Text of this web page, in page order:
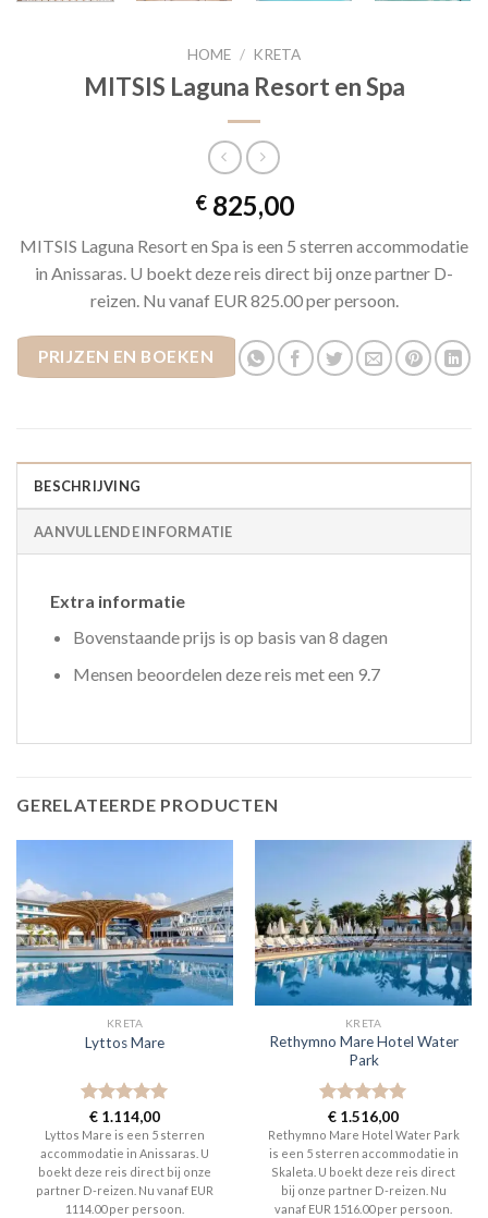
HOME / KRETA
MITSIS Laguna Resort en Spa
€825,00
MITSIS Laguna Resort en Spa is een 5 sterren accommodatie
in Anissaras. U boekt deze reis direct bij onze partner D-
reizen. Nu vanaf EUR 825.00 per persoon.
PRIJZEN EN BOEKEN
BESCHRIJVING
AANVULLENDE INFORMATIE
Extra informatie
Bovenstaande prijs is op basis van 8 dagen
Mensen beoordelen deze reis met een 9.7
GERELATEERDE PRODUCTEN
KRETA
Lyttos Mare
Gewaardeerd
5uit 5
€ 1.114,00
Lyttos Mare is een 5 sterren
accommodatie in Anissaras. U
boekt deze reis direct bij onze
partner D-reizen. Nu vanaf EUR
1114.00 per persoon.
KRETA
Rethymno Mare Hotel Water
Park
Gewaardeerd
5 uit 5
€ 1.516,00
Rethymno Mare Hotel Water Park
is een 5 sterren accommodatie in
Skaleta. U boekt deze reis direct
bij onze partner D-reizen. Nu
vanaf EUR 1516.00 per persoon.